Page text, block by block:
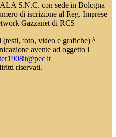
S.N.C. con sede in Bologna
di iscrizione al Reg. Imprese
Gazzanet di RCS
foto, video e grafiche) è
avente ad oggetto i
riservati.